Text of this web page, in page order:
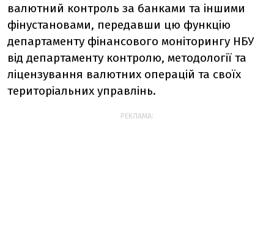
валютний контроль за банками та іншими
фінустановами, передавши цю функцію
департаменту фінансового моніторингу НБУ
від департаменту контролю, методології та
ліцензування валютних операцій та своїх
територіальних управлінь.
РЕКЛАМА: